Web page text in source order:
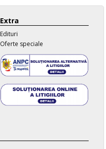
Extra
Edituri
Oferte speciale